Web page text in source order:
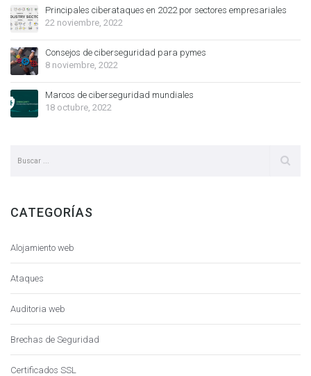
Principales ciberataques en 2022 por sectores empresariales
22 noviembre, 2022
Consejos de ciberseguridad para pymes
8 noviembre, 2022
Marcos de ciberseguridad mundiales
18 octubre, 2022
CATEGORÍAS
Alojamiento web
Ataques
Auditoria web
Brechas de Seguridad
Certificados SSL